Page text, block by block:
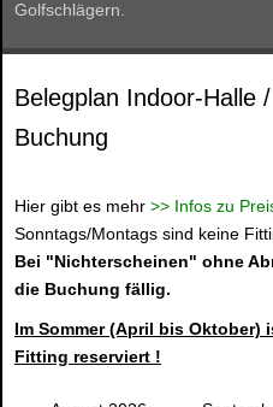
Golfschlägern.
Belegplan Indoor-Halle
Buchung
Hier gibt es mehr >> Infos zu
Sonntags/Montags sind keine
Bei "Nichterscheinen" ohne
die Buchung fällig.
Im Sommer (April bis
Fitting reserviert !